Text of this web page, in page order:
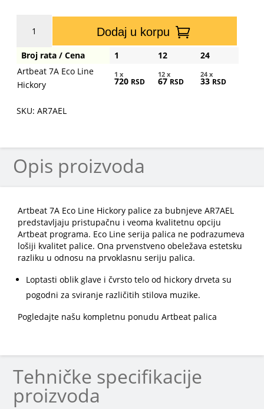
Line
Hickory
količina
Dodaj u korpu
Broj rata / Cena 1 12
24
Artbeat 7A Eco Line
Hickory
1 x
720 RSD
12 x
67 RSD
24 x
33 RSD
SKU: AR7AEL
Opis proizvoda
Artbeat 7A Eco Line Hickory palice za bubnjeve AR7AEL
predstavljaju pristupačnu i veoma kvalitetnu opciju
Artbeat programa. Eco Line serija palica ne podrazumeva
lošiji kvalitet palice. Ona prvenstveno obeležava estetsku
razliku u odnosu na prvoklasnu seriju palica.
Loptasti oblik glave i čvrsto telo od hickory drveta su
pogodni za sviranje različitih stilova muzike.
Pogledajte našu kompletnu ponudu Artbeat palica
Tehničke specifikacije
proizvoda